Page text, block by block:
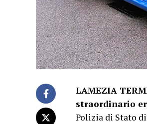
LAMEZIA
straordinario
Polizia di Stato